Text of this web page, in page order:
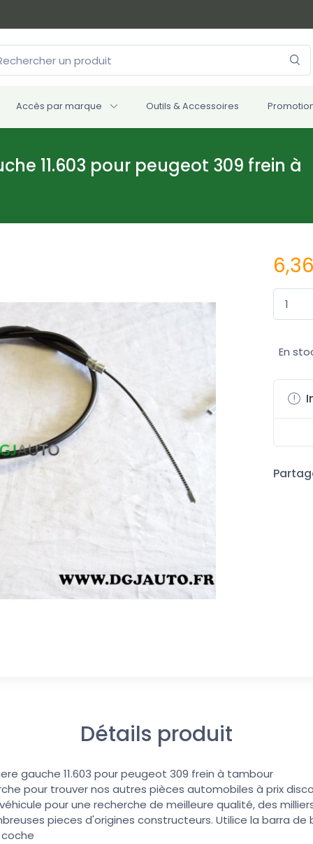
Accès par marque Outils & Accessoires
11.603 pour peugeot 309 frein à
En
Détails produit
gauche 11.603 pour peugeot 309 frein à tambour
pour trouver nos autres pièces automobiles à prix
pour une recherche de meilleure qualité, des
pieces d'origines constructeurs. Utilice la barra de